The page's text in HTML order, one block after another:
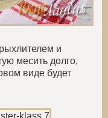
и
месить долго,
виде будет